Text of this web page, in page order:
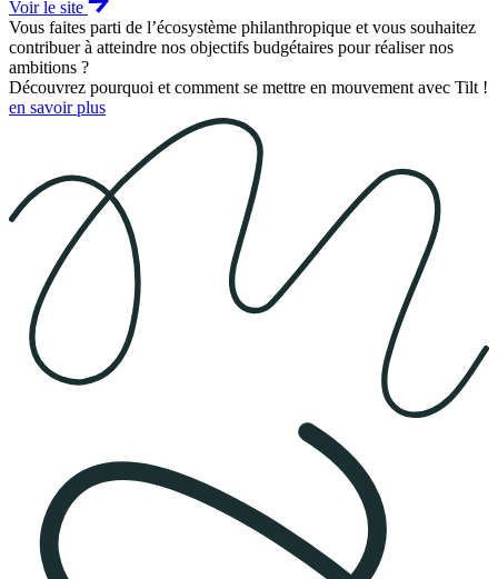
Voir le site
Vous faites parti de l’écosystème philanthropique et vous souhaitez
contribuer à atteindre nos objectifs budgétaires pour réaliser nos
ambitions ?
Découvrez pourquoi et comment se mettre en mouvement avec Tilt !
en savoir plus